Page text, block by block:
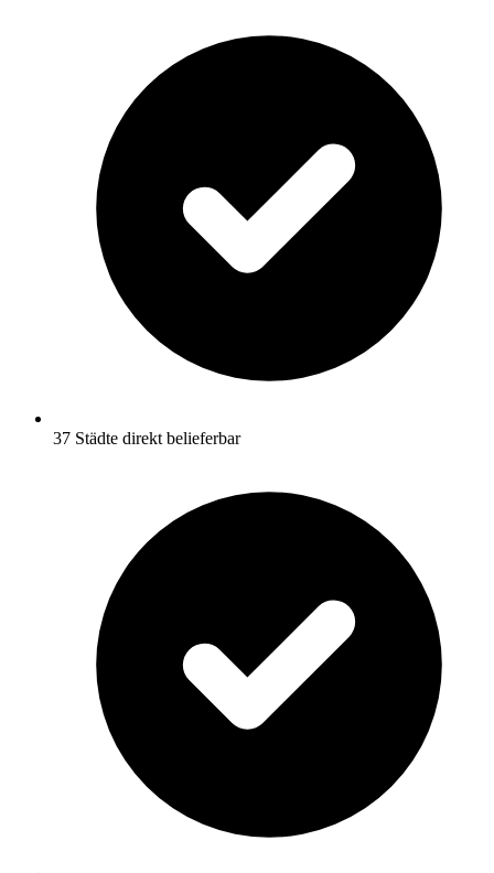
37 Städte direkt belieferbar